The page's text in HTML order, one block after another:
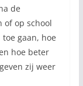
de
of op school
gaan, hoe
hoe beter
zij weer